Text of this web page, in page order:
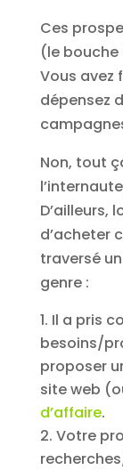
Ces
(le bouche
Vous avez
dépensez
Non, tout
D’ailleurs,
d’acheter
traversé
genre :
Il a pris
besoins/
proposer
site web
d’affaire.
Votre